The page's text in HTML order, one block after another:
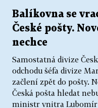
Balíkovna se
České pošty.
nechce
Samostatná divize
odchodu šéfa divize
začlení zpět do pošty.
Česká pošta hledat
ministr vnitra Lubomír